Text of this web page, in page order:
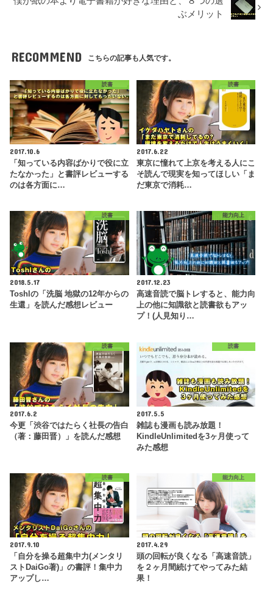
ぶメリット
RECOMMEND こちらの記事も人気です。
読書
2017.10.6
「知っている内容ばかりで役に立
たなかった」と書評レビューする
のは各方面に…
読書
2017.6.22
東京に憧れて上京を考える人にこ
そ読んで現実を知ってほしい「ま
だ東京で消耗…
読書
2018.5.17
Toshlの「洗脳 地獄の12年からの
生還」を読んだ感想レビュー
能力向上
2017.12.23
高速音読で脳トレすると、能力向
上の他に知識欲と読書欲もアッ
プ！(人見知り…
読書
2017.6.2
今更「渋谷ではたらく社長の告白
（著：藤田晋）」を読んだ感想
読書
2017.5.5
雑誌も漫画も読み放題！
KindleUnlimitedを3ヶ月使って
みた感想
読書
2017.9.10
「自分を操る超集中力(メンタリ
ストDaiGo著)」の書評！集中力
アップし…
能力向上
2017.4.29
頭の回転が良くなる「高速音読」
を２ヶ月間続けてやってみた結
果！